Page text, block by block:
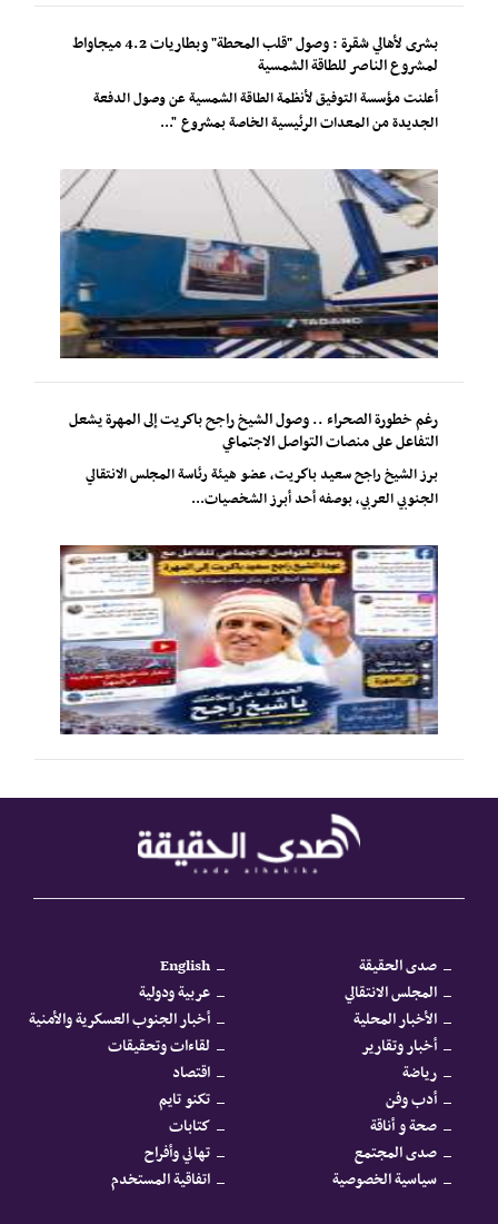
بشرى لأهالي شقرة : وصول "قلب المحطة" وبطاريات 4.2 ميجاواط
لمشروع الناصر للطاقة الشمسية
أعلنت مؤسسة التوفيق لأنظمة الطاقة الشمسية عن وصول الدفعة
الجديدة من المعدات الرئيسية الخاصة بمشروع "...
رغم خطورة الصحراء .. وصول الشيخ راجح باكريت إلى المهرة يشعل
التفاعل على منصات التواصل الاجتماعي
برز الشيخ راجح سعيد باكريت، عضو هيئة رئاسة المجلس الانتقالي
الجنوبي العربي، بوصفه أحد أبرز الشخصيات...
صدى الحقيقة
English
المجلس الانتقالي
عربية ودولية
الأخبار المحلية
أخبار الجنوب العسكرية والأمنية
أخبار وتقارير
لقاءات وتحقيقات
رياضة
اقتصاد
أدب وفن
تكنو تايم
صحة و أناقة
كتابات
صدى المجتمع
تهاني وأفراح
سياسية الخصوصية
اتفاقية المستخدم